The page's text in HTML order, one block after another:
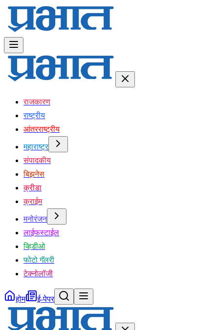
राजकारण
राष्ट्रीय
आंतरराष्ट्रीय
महाराष्ट्र
संपादकीय
बिझनेस
क्रीडा
क्राईम
मनोरंजन
लाईफस्टाईल
व्हिडीओ
फोटो गॅलरी
टेक्नोलॉजी
होम ई-पेपर